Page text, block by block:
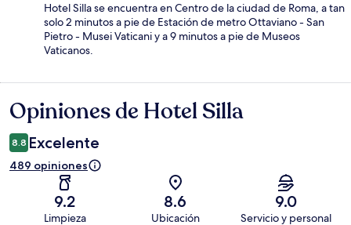
Hotel Silla se encuentra en Centro de la ciudad de Roma, a tan
solo 2 minutos a pie de Estación de metro Ottaviano - San
Pietro - Musei Vaticani y a 9 minutos a pie de Museos
Vaticanos.
Opiniones
Opiniones de Hotel Silla
8.8 Excelente
489 opiniones
9.2
Limpieza
8.6
Ubicación
9.0
Servicio y personal